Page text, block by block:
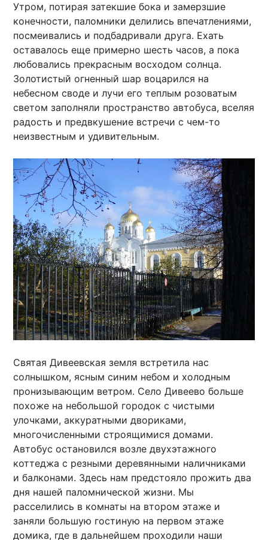
Утром, потирая затекшие бока и замерзшие
конечности, паломники делились впечатлениями,
посмеивались и подбадривали друга. Ехать
оставалось еще примерно шесть часов, а пока
любовались прекрасным восходом солнца.
Золотистый огненный шар воцарился на
небесном своде и лучи его теплым розоватым
светом заполняли пространство автобуса, вселяя
радость и предвкушение встречи с чем-то
неизвестным и удивительным.
Святая Дивеевская земля встретила нас
солнышком, ясным синим небом и холодным
пронизывающим ветром. Село Дивеево больше
похоже на небольшой городок с чистыми
улочками, аккуратными двориками,
многочисленными строящимися домами.
Автобус остановился возле двухэтажного
коттеджа с резными деревянными наличниками
и балконами. Здесь нам предстояло прожить два
дня нашей паломнической жизни. Мы
расселились в комнаты на втором этаже и
заняли большую гостиную на первом этаже
домика, где в дальнейшем проходили наши